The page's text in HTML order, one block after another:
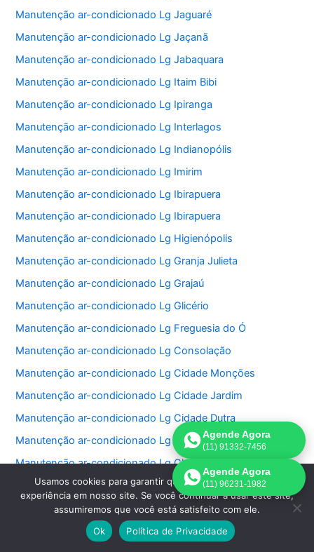
Manutenção ar-condicionado Lg Jaguaré
Manutenção ar-condicionado Lg Jaçanã
Manutenção ar-condicionado Lg Jabaquara
Manutenção ar-condicionado Lg Itaim Bibi
Manutenção ar-condicionado Lg Ipiranga
Manutenção ar-condicionado Lg Interlagos
Manutenção ar-condicionado Lg Indianopólis
Manutenção ar-condicionado Lg Imirim
Manutenção ar-condicionado Lg Ibirapuera
Manutenção ar-condicionado Lg Ibirapuera
Manutenção ar-condicionado Lg Higienópolis
Manutenção ar-condicionado Lg Granja Julieta
Manutenção ar-condicionado Lg Grajaú
Manutenção ar-condicionado Lg Glicério
Manutenção ar-condicionado Lg Freguesia do Ó
Manutenção ar-condicionado Lg Consolação
Manutenção ar-condicionado Lg Cidade Monções
Manutenção ar-condicionado Lg Cidade Jardim
Manutenção ar-condicionado Lg Cidade Dutra
Manutenção ar-condicionado Lg Cidade Ademar
Manutenção ar-condicionado Lg Chácara Santo Antonio
Manutenção ar-condicionado Lg Chácara Inglesa
Manutenção ar-condicionado Lg Cerqueira Cesar
Manutenção ar-condicionado Lg Centro
Agende Agora
(11) 91332-7456
Agende Agora
(11) 96231-1982
Usamos cookies para garantir que oferecemos a melhor
experiência em nosso site. Se você continuar a usar este site,
assumiremos que você está satisfeito com ele.
Ok
Política de Privacidade